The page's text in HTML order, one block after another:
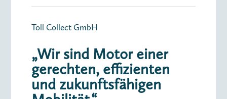
Toll Collect GmbH
„Wir sind Motor einer
gerechten, effizienten
und zukunftsfähigen